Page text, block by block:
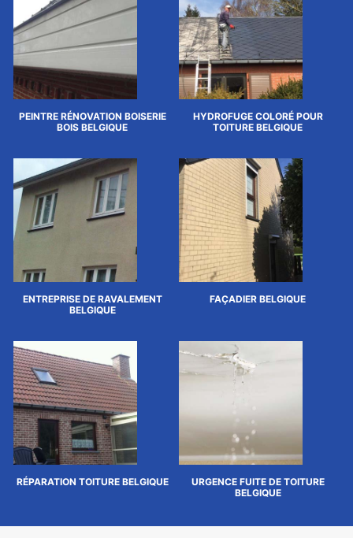
PEINTRE RÉNOVATION BOISERIE
BOIS BELGIQUE
HYDROFUGE COLORÉ POUR
TOITURE BELGIQUE
ENTREPRISE DE RAVALEMENT
BELGIQUE
FAÇADIER BELGIQUE
RÉPARATION TOITURE BELGIQUE
URGENCE FUITE DE TOITURE
BELGIQUE